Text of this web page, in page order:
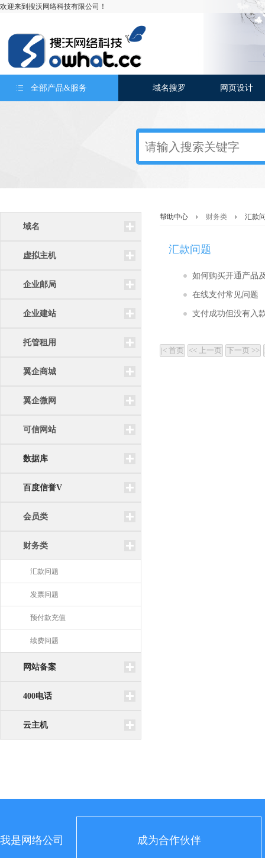
欢迎来到搜沃网络科技有限公司！
全部产品&服务 域名搜罗 网页设计
域名
虚拟主机
企业邮局
企业建站
托管租用
翼企商城
翼企微网
可信网站
数据库
百度信誉V
会员类
财务类
汇款问题
发票问题
预付款充值
续费问题
网站备案
400电话
云主机
帮助中心 财务类 汇款
汇款问题
如何购买开通产品
在线支付常见问题
支付成功但没有入
我是网络公司 成为合作伙伴